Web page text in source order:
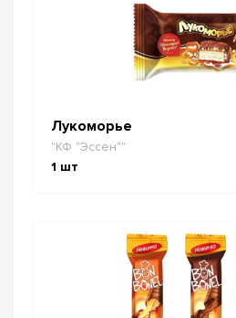
Лукоморье
"КФ "Эссен""
1 шт